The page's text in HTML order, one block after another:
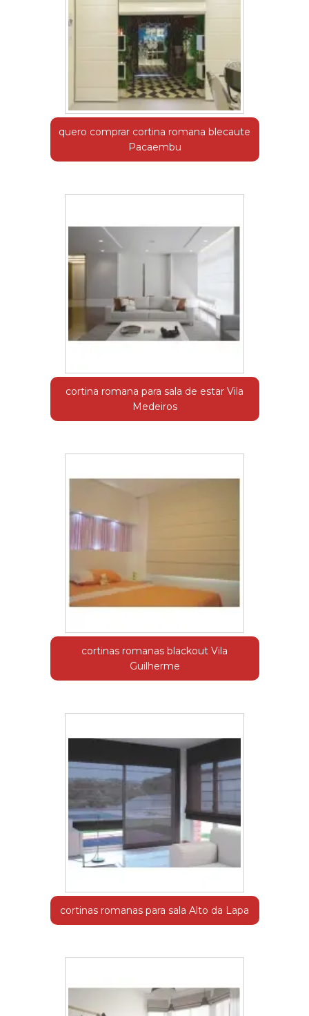
quero comprar cortina romana blecaute
Pacaembu
cortina romana para sala de estar Vila
Medeiros
cortinas romanas blackout Vila
Guilherme
cortinas romanas para sala Alto da Lapa